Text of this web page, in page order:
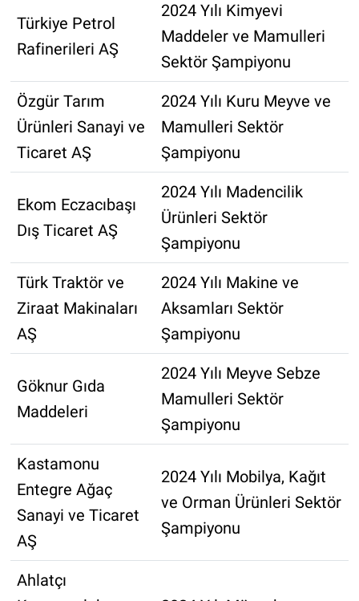
Türkiye Petrol
Rafinerileri AŞ
2024 Yılı Kimyevi
Maddeler ve Mamulleri
Sektör Şampiyonu
Özgür Tarım
Ürünleri Sanayi ve
Ticaret AŞ
2024 Yılı Kuru Meyve ve
Mamulleri Sektör
Şampiyonu
Ekom Eczacıbaşı
Dış Ticaret AŞ
2024 Yılı Madencilik
Ürünleri Sektör
Şampiyonu
Türk Traktör ve
Ziraat Makinaları
AŞ
2024 Yılı Makine ve
Aksamları Sektör
Şampiyonu
Göknur Gıda
Maddeleri
2024 Yılı Meyve Sebze
Mamulleri Sektör
Şampiyonu
Kastamonu
Entegre Ağaç
Sanayi ve Ticaret
AŞ
2024 Yılı Mobilya, Kağıt
ve Orman Ürünleri Sektör
Şampiyonu
Ahlatçı